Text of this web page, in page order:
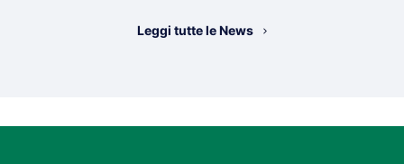
Leggi tutte le News